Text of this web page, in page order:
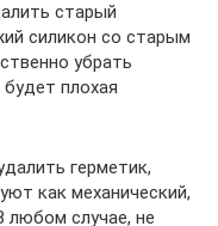
старый
силикон со старым
убрать
плохая
герметик,
как механический,
любом случае, не